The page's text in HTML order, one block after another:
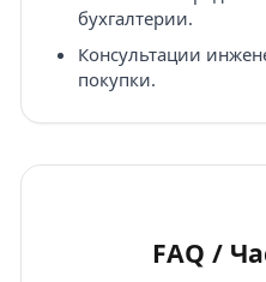
бухгалтерии.
Консультации
покупки.
FAQ /